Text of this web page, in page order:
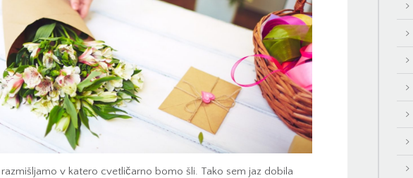
v katero cvetličarno bomo šli. Tako sem jaz dobila